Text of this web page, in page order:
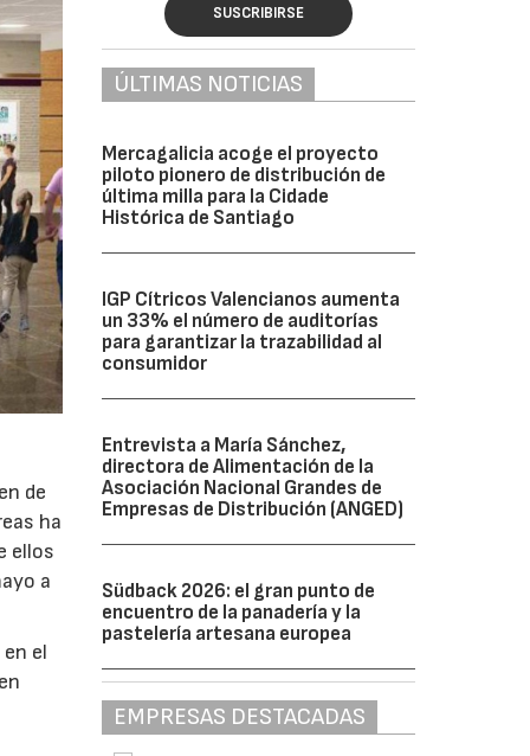
de
ha
ellos
a
el
SUSCRIBIRSE
ÚLTIMAS NOTICIAS
Mercagalicia acoge el proyecto
piloto pionero de distribución de
última milla para la Cidade
Histórica de Santiago
IGP Cítricos Valencianos aumenta
un 33% el número de auditorías
para garantizar la trazabilidad al
consumidor
Entrevista a María Sánchez,
directora de Alimentación de la
Asociación Nacional Grandes de
Empresas de Distribución (ANGED)
Südback 2026: el gran punto de
encuentro de la panadería y la
pastelería artesana europea
EMPRESAS DESTACADAS